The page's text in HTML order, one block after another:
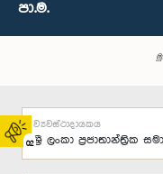
02
පා.ම.
ව්‍යවස්ථාදායකය